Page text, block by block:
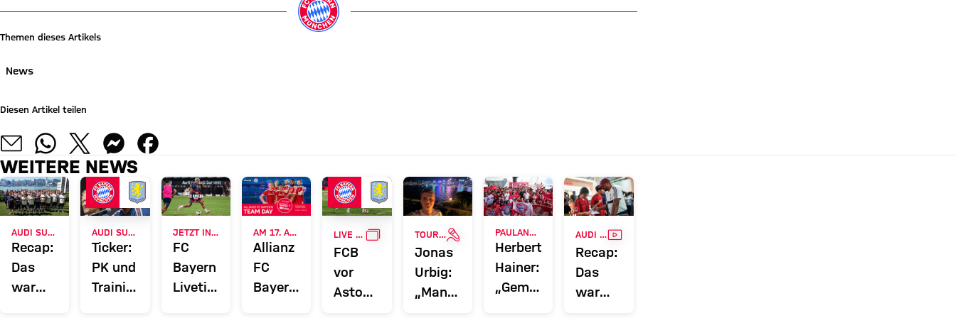
Themen dieses Artikels
News
Diesen Artikel teilen
WEITERE NEWS
Recap:
Das
war
Ticker:
PK und
Training
FC
Bayern
Liveticker:
AM 17. AUGUST
Allianz
FC
Bayern
LIVE BEI FC BAYERN TV PLUS GALLERIE
FCB
vor
Aston
TOUR TALKINTERVIEW
Jonas
Urbig:
„Man
Herbert
Hainer:
„Gemeinsam
AUDI SUMMER TOUR 2026VIDEO
Recap:
Das
war